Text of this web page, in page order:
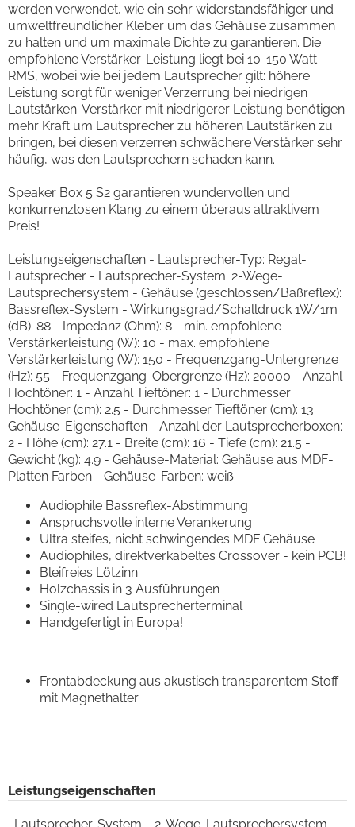
werden verwendet, wie ein sehr widerstandsfähiger und
umweltfreundlicher Kleber um das Gehäuse zusammen
zu halten und um maximale Dichte zu garantieren. Die
empfohlene Verstärker-Leistung liegt bei 10-150 Watt
RMS, wobei wie bei jedem Lautsprecher gilt: höhere
Leistung sorgt für weniger Verzerrung bei niedrigen
Lautstärken. Verstärker mit niedrigerer Leistung benötigen
mehr Kraft um Lautsprecher zu höheren Lautstärken zu
bringen, bei diesen verzerren schwächere Verstärker sehr
häufig, was den Lautsprechern schaden kann.
Speaker Box 5 S2 garantieren wundervollen und
konkurrenzlosen Klang zu einem überaus attraktivem
Preis!
Leistungseigenschaften - Lautsprecher-Typ: Regal-
Lautsprecher - Lautsprecher-System: 2-Wege-
Lautsprechersystem - Gehäuse (geschlossen/Baßreflex):
Bassreflex-System - Wirkungsgrad/Schalldruck 1W/1m
(dB): 88 - Impedanz (Ohm): 8 - min. empfohlene
Verstärkerleistung (W): 10 - max. empfohlene
Verstärkerleistung (W): 150 - Frequenzgang-Untergrenze
(Hz): 55 - Frequenzgang-Obergrenze (Hz): 20000 - Anzahl
Hochtöner: 1 - Anzahl Tieftöner: 1 - Durchmesser
Hochtöner (cm): 2.5 - Durchmesser Tieftöner (cm): 13
Gehäuse-Eigenschaften - Anzahl der Lautsprecherboxen:
2 - Höhe (cm): 27.1 - Breite (cm): 16 - Tiefe (cm): 21.5 -
Gewicht (kg): 4.9 - Gehäuse-Material: Gehäuse aus MDF-
Platten Farben - Gehäuse-Farben: weiß
Audiophile Bassreflex-Abstimmung
Anspruchsvolle interne Verankerung
Ultra steifes, nicht schwingendes MDF Gehäuse
Audiophiles, direktverkabeltes Crossover - kein PCB!
Bleifreies Lötzinn
Holzchassis in 3 Ausführungen
Single-wired Lautsprecherterminal
Handgefertigt in Europa!
Frontabdeckung aus akustisch transparentem Stoff
mit Magnethalter
Leistungseigenschaften